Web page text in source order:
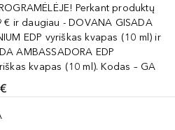
Perkant produktų
€ ir daugiau - DOVANA GISADA
EDP vyriškas kvapas (10 ml) ir
AMBASSADORA EDP
kvapas (10 ml). Kodas – GA